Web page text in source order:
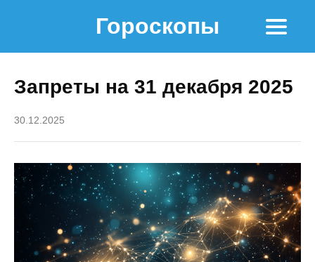
Гороскопы
Запреты на 31 декабря 2025
30.12.2025